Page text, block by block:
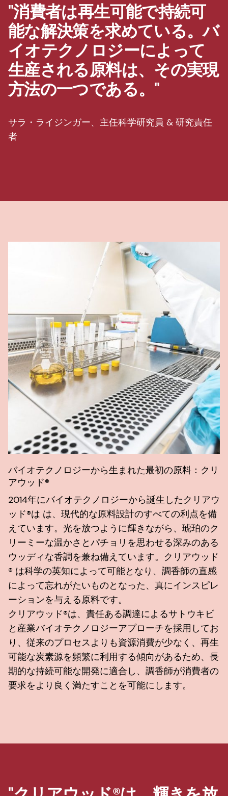
"消費者は再生可能で持続可
能な解決策を求めている。バ
イオテクノロジーによって
生産される原料は、その実現
方法の一つである。"
サラ・ライジンガー、主任科学研究員 & 研究責任
者
バイオテクノロジーから生まれた最初の原料：クリ
アウッド®
2014年にバイオテクノロジーから誕生したクリアウ
ッド®は は、現代的な原料設計のすべての利点を備
えています。光を放つように輝きながら、琥珀のク
リーミーな温かさとパチョリを思わせる深みのある
ウッディな香調を兼ね備えています。クリアウッド
® は科学の英知によって可能となり、調香師の直感
によって忘れがたいものとなった、真にインスピレ
ーションを与える原料です。
クリアウッド®は、責任ある調達によるサトウキビ
と産業バイオテクノロジーアプローチを採用してお
り、従来のプロセスよりも資源消費が少なく、再生
可能な炭素源を頻繁に利用する傾向があるため、長
期的な持続可能な開発に適合し、調香師が消費者の
要求をより良く満たすことを可能にします。